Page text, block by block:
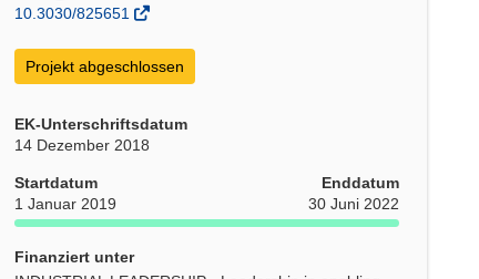
Fenster)
10.3030/825651
Projekt abgeschlossen
EK-Unterschriftsdatum
14 Dezember 2018
Startdatum
1 Januar 2019
Enddatum
30 Juni 2022
Finanziert unter